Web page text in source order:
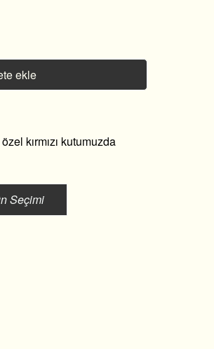
ekle
kırmızı kutumuzda
Seçimi